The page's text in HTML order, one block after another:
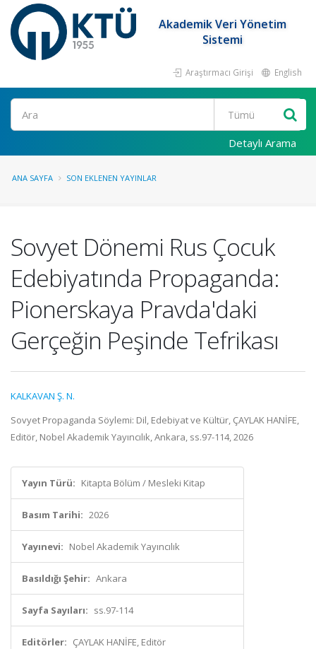
Akademik Veri Yönetim
Sistemi
Araştırmacı Girişi English
Ara
Detaylı Arama
ANA SAYFA SON EKLENEN YAYINLAR
Sovyet Dönemi Rus Çocuk
Edebiyatında Propaganda:
Pionerskaya Pravda'daki
Gerçeğin Peşinde Tefrikası
KALKAVAN Ş. N.
Sovyet Propaganda Söylemi: Dil, Edebiyat ve Kültür, ÇAYLAK HANİFE,
Editör, Nobel Akademik Yayıncılık, Ankara, ss.97-114, 2026
Yayın Türü: Kitapta Bölüm / Mesleki Kitap
Basım Tarihi: 2026
Yayınevi: Nobel Akademik Yayıncılık
Basıldığı Şehir: Ankara
Sayfa Sayıları: ss.97-114
Editörler: ÇAYLAK HANİFE, Editör